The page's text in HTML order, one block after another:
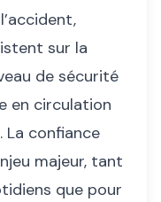
sur la
de sécurité
en circulation
La confiance
majeur, tant
que pour